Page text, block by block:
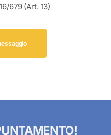
679 (Art. 13)